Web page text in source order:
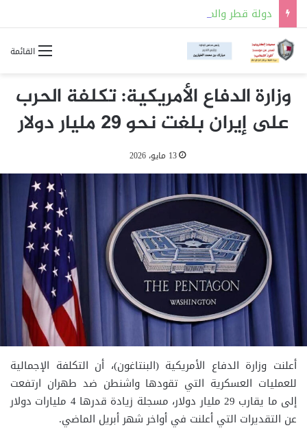
القائمة
وزارة الدفاع الأمريكية: تكلفة الحرب
على إيران بلغت نحو 29 مليار دولار
13 مايو، 2026
أعلنت وزارة الدفاع الأمريكية (البنتاغون)، أن التكلفة الإجمالية
للعمليات العسكرية التي تقودها واشنطن ضد طهران ارتفعت
إلى ما يقارب 29 مليار دولار، مسجلة زيادة قدرها 4 مليارات دولار
عن التقديرات التي أعلنت في أواخر شهر أبريل الماضي.